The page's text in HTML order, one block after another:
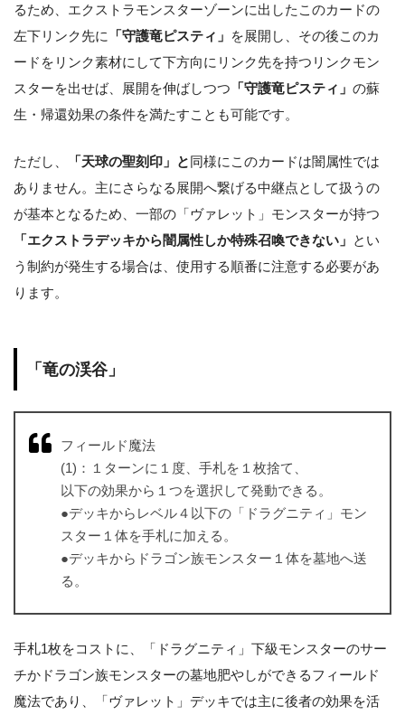
るため、エクストラモンスターゾーンに出したこのカードの
左下リンク先に
「守護竜ピスティ」 を展開し、その後このカ
ードをリンク素材にして下方向にリンク先を持つリンクモン
スターを出せば、展開を伸ばしつつ 「守護竜ピスティ」 の蘇
生・帰還効果の条件を満たすことも可能です。
ただし、 「天球の聖刻印」と同様にこのカードは闇属性では
ありません。主にさらなる展開へ繋げる中継点として扱うの
が基本となるため、一部の「ヴァレット」モンスターが持つ
「エクストラデッキから闇属性しか特殊召喚できない」 とい
う制約が発生する場合は、使用する順番に注意する必要があ
ります。
「竜の渓谷」
フィールド魔法
(1)：１ターンに１度、手札を１枚捨て、
以下の効果から１つを選択して発動できる。
●デッキからレベル４以下の「ドラグニティ」モン
スター１体を手札に加える。
●デッキからドラゴン族モンスター１体を墓地へ送
る。
手札1枚をコストに、「ドラグニティ」下級モンスターのサー
チかドラゴン族モンスターの墓地肥やしができるフィールド
魔法であり、「ヴァレット」デッキでは主に後者の効果を活